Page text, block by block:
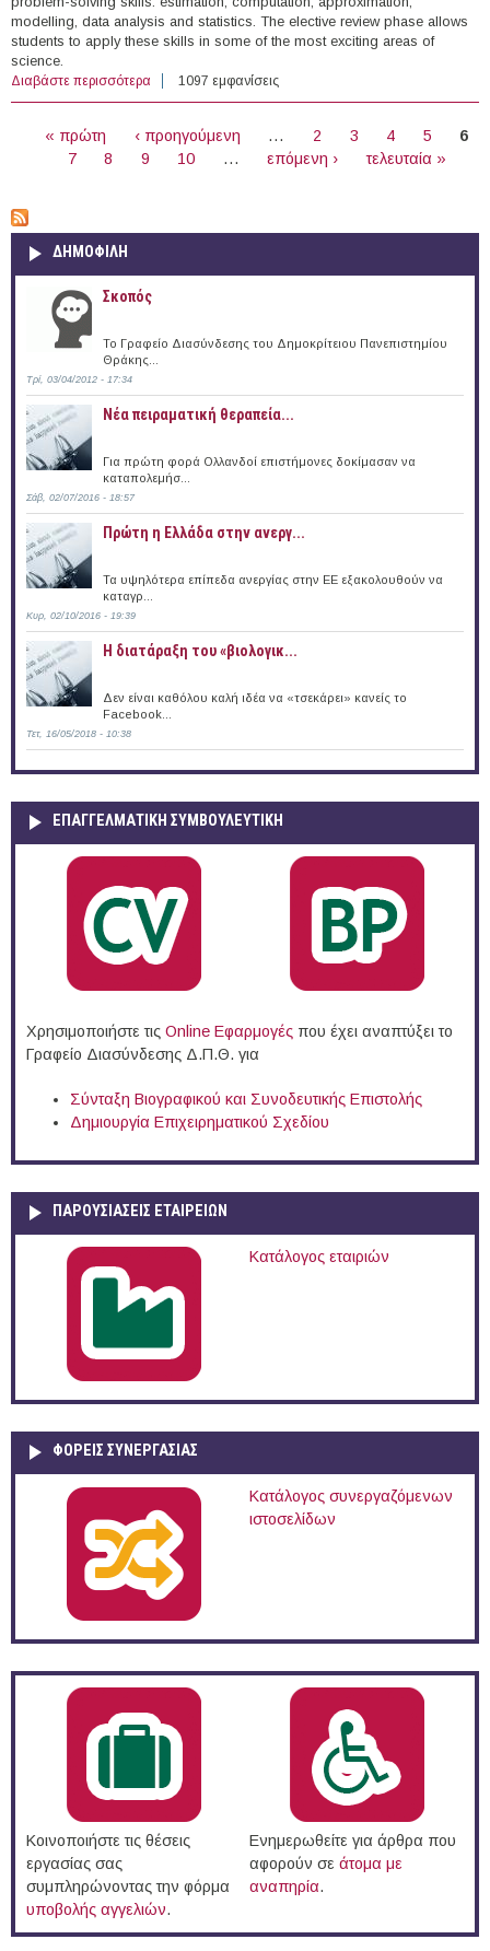
modelling, data analysis and statistics. The elective review phase allows
students to apply these skills in some of the most exciting areas of
science.
Διαβάστε περισσότερα για AIMS Structured Master’s Program
1097 εμφανίσεις
« πρώτη ‹ προηγούμενη … 2 3 4 5
6
7
8 9 10 … επόμενη › τελευταία »
ΔΗΜΟΦΙΛΗ
Σκοπός
Το Γραφείο Διασύνδεσης του Δημοκρίτειου Πανεπιστημίου
Θράκης...
Τρί, 03/04/2012 - 17:34
Νέα πειραματική θεραπεία...
Για πρώτη φορά Ολλανδοί επιστήμονες δοκίμασαν να
καταπολεμήσ...
Σάβ, 02/07/2016 - 18:57
Πρώτη η Ελλάδα στην ανεργ...
Τα υψηλότερα επίπεδα ανεργίας στην ΕΕ εξακολουθούν να
καταγρ...
Κυρ, 02/10/2016 - 19:39
Η διατάραξη του «βιολογικ...
Δεν είναι καθόλου καλή ιδέα να «τσεκάρει» κανείς το
Facebook...
Τετ, 16/05/2018 - 10:38
ΕΠΑΓΓΕΛΜΑΤΙΚΉ ΣΥΜΒΟΥΛΕΥΤΙΚΉ
Χρησιμοποιήστε τις Online Eφαρμογές που έχει αναπτύξει το
Γραφείο Διασύνδεσης Δ.Π.Θ. για
Σύνταξη Βιογραφικού και Συνοδευτικής Επιστολής
Δημιουργία Επιχειρηματικού Σχεδίου
ΠΑΡΟΥΣΙΆΣΕΙΣ ΕΤΑΙΡΕΙΏΝ
Κατάλογος εταιριών
ΦΟΡΕΙΣ ΣΥΝΕΡΓΑΣΙΑΣ
Κατάλογος συνεργαζόμενων
ιστοσελίδων
Κοινοποιήστε τις θέσεις
εργασίας σας
συμπληρώνοντας την φόρμα
υποβολής αγγελιών.
Ενημερωθείτε για άρθρα που
αφορούν σε άτομα με
αναπηρία.